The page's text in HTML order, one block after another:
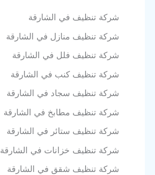
شركة تنظيف في الشارقة
شركة تنظيف منازل في الشارقة
شركة تنظيف فلل في الشارقة
شركة تنظيف كنب في الشارقة
شركة تنظيف سجاد في الشارقة
شركة تنظيف مطابخ في الشارقة
شركة تنظيف ستائر في الشارقة
شركة تنظيف خزانات في الشارقة
شركة تنظيف شقق في الشارقة